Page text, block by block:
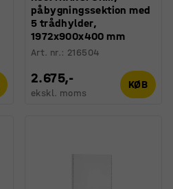
påbygningssektion med
5 trådhylder,
1972x900x400 mm
Art. nr.: 216504
2.675,-
ekskl. moms
KØB